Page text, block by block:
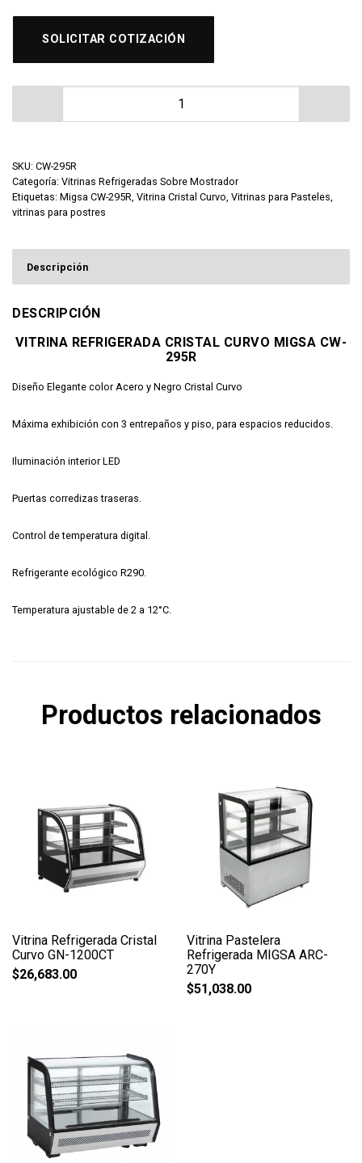
SOLICITAR COTIZACIÓN
Vitrina Refrigerada Cristal Curvo Migsa CW-295R
SKU: CW-295R
Categoría: Vitrinas Refrigeradas Sobre Mostrador
Etiquetas: Migsa CW-295R, Vitrina Cristal Curvo, Vitrinas para Pasteles,
vitrinas para postres
Descripción
DESCRIPCIÓN
VITRINA REFRIGERADA CRISTAL CURVO MIGSA CW-
295R
Diseño Elegante color Acero y Negro Cristal Curvo
Máxima exhibición con 3 entrepaños y piso, para espacios reducidos.
Iluminación interior LED
Puertas corredizas traseras.
Control de temperatura digital.
Refrigerante ecológico R290.
Temperatura ajustable de 2 a 12°C.
Productos relacionados
Vitrina Refrigerada Cristal
Curvo GN-1200CT
$26,683.00
Vitrina Pastelera
Refrigerada MIGSA ARC-
270Y
$51,038.00